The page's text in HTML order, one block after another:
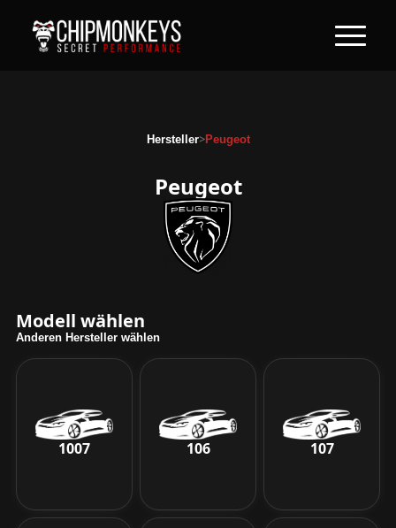
Hersteller>Peugeot
Peugeot
Modell wählen
Anderen Hersteller wählen
1007 106 107